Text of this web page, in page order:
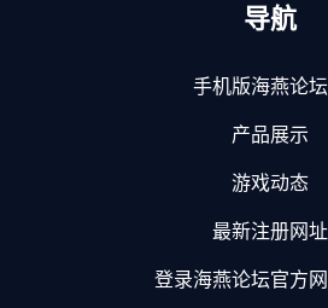
导航
手机版海燕论
产品展示
游戏动态
最新注册网址
登录海燕论坛官方